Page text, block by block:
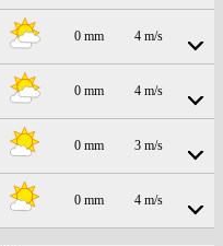
0 mm 4 m/s
0 mm 4 m/s
0 mm 3 m/s
0 mm 4 m/s